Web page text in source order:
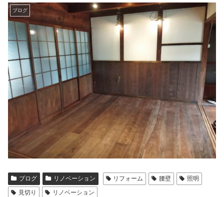
ブログ
ブログ リノベーション リフォーム 腰壁
照明
見切り
リノベーション